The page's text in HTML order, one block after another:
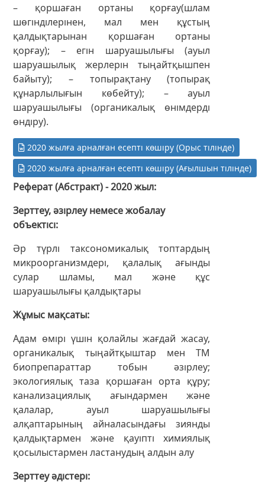
– қоршаған ортаны қорғау(шлам
шөгінділерінен, мал мен құстың
қалдықтарынан қоршаған ортаны
қорғау); – егін шаруашылығы (ауыл
шаруашылық жерлерін тыңайтқышпен
байыту); – топырақтану (топырақ
құнарлылығын көбейту); – ауыл
шаруашылығы (органикалық өнімдерді
өндіру).
2020 жылға арналған есепті көшіру (Орыс тілінде)
2020 жылға арналған есепті көшіру (Ағылшын тілінде)
Реферат (Абстракт) - 2020 жыл
Зерттеу, әзірлеу немесе жобалау
объектісі
Әр түрлі таксономикалық топтардың
микроорганизмдері, қалалық ағынды
сулар шламы, мал және құс
шаруашылығы қалдықтары
Жұмыс мақсаты
Aдам өмірі үшін қолайлы жағдай жасау,
органикалық тыңайтқыштар мен ТМ
биопрепараттар тобын әзірлеу;
экологиялық таза қоршаған орта құру;
канализациялық ағындармен және
қалалар, ауыл шаруашылығы
алқаптарының айналасындағы зиянды
қалдықтармен және қауіпті химиялық
қосылыстармен ластанудың алдын алу
Зерттеу әдістері